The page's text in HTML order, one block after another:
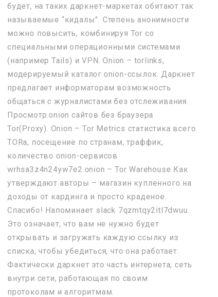
будет, на таких даркнет-маркетах обитают так
называемые “кидалы”. Степень анонимности
можно повысить, комбинируя Tor со
специальными операционными системами
(например Tails) и VPN. Onion – torlinks,
модерируемый каталог.onion-ссылок. Даркнет
предлагает информаторам возможность
общаться с журналистами без отслеживания.
Просмотр.onion сайтов без браузера
Tor(Proxy). Onion – Tor Metrics статистика всего
TORа, посещение по странам, траффик,
количество onion-сервисов
wrhsa3z4n24yw7e2.onion – Tor Warehouse Как
утверждают авторы – магазин купленного на
доходы от кардинга и просто краденое.
Спасибо! Напоминает slack 7qzmtqy2itl7dwuu.
Это означает, что вам не нужно будет
открывать и загружать каждую ссылку из
списка, чтобы убедиться, что она работает.
Фактически даркнет это часть интернета, сеть
внутри сети, работающая по своим
протоколам и алгоритмам.